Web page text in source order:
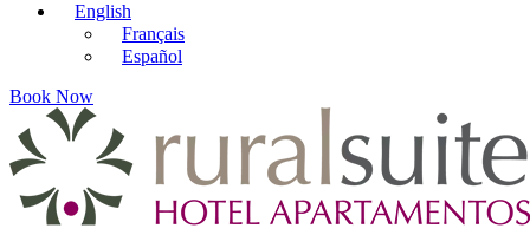
English
Français
Español
Book Now